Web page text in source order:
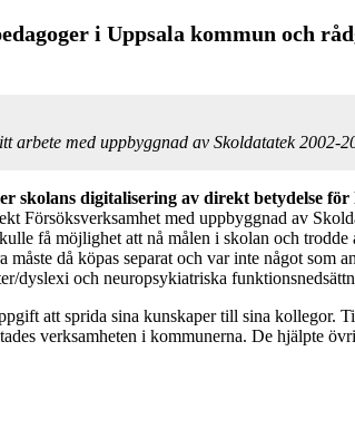
i Uppsala kommun och
arbete med uppbyggnad av Skoldatatek 2002-
skolans digitalisering av direkt betydelse
Försöksverksamhet med uppbyggnad av
få möjlighet att nå målen i skolan och
då köpas separat och var inte något som
dyslexi och neuropsykiatriska
att sprida sina kunskaper till sina kollegor.
verksamheten i kommunerna. De hjälpte